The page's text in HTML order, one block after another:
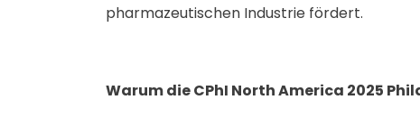
pharmazeutischen Industrie fördert.
Warum die CPhI North America 2025